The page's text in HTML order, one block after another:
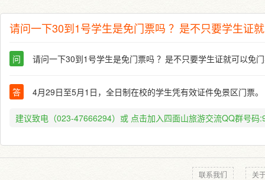
请问一下30到1号学生是免门票吗 ？是不只要学生证
问 请问一下30到1号学生是免门票吗 ？是不只要学生证就可以免
答 4月29日至5月1日，全日制在校的学生凭有效证件免景区门票
建议致电（023-47666294）或 点击加入四面山旅游交流QQ群号码
联系我们 关